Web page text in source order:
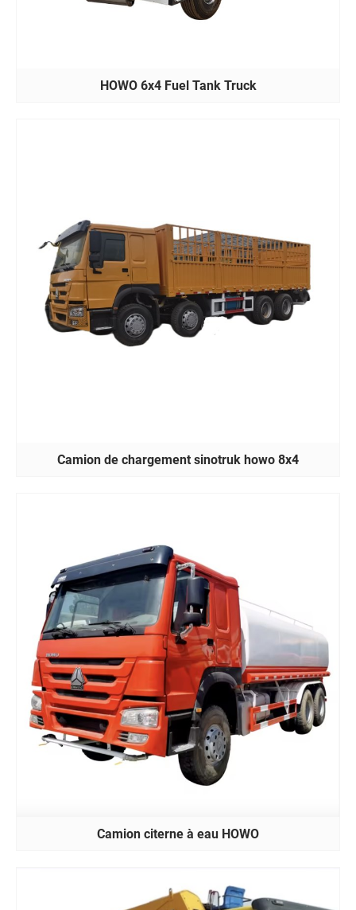
HOWO 6x4 Fuel Tank Truck
Camion de chargement sinotruk howo 8x4
Camion citerne à eau HOWO